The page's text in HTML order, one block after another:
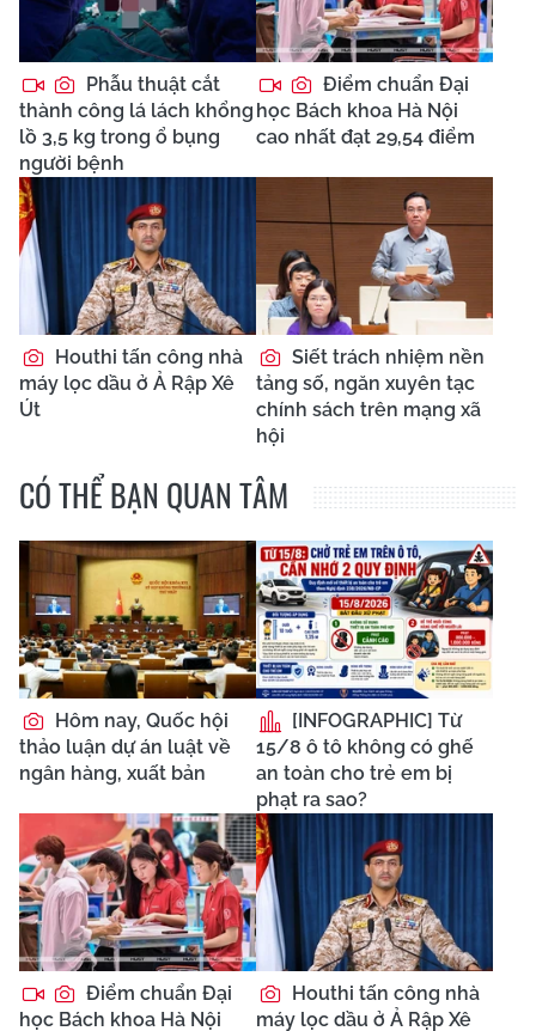
Phẫu thuật cắt
thành công lá lách khổng
lồ 3,5 kg trong ổ bụng
người bệnh
Điểm chuẩn Đại
học Bách khoa Hà Nội
cao nhất đạt 29,54 điểm
Houthi tấn công nhà
máy lọc dầu ở Ả Rập Xê
Út
Siết trách nhiệm nền
tảng số, ngăn xuyên tạc
chính sách trên mạng xã
hội
CÓ THỂ BẠN QUAN TÂM
Hôm nay, Quốc hội
thảo luận dự án luật về
ngân hàng, xuất bản
[INFOGRAPHIC] Từ
15/8 ô tô không có ghế
an toàn cho trẻ em bị
phạt ra sao?
Điểm chuẩn Đại
học Bách khoa Hà Nội
Houthi tấn công nhà
máy lọc dầu ở Ả Rập Xê